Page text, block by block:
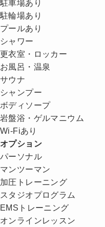
駐車場あり
駐輪場あり
プールあり
シャワー
更衣室・ロッカー
お風呂・温泉
サウナ
シャンプー
ボディソープ
岩盤浴・ゲルマニウム
Wi-Fiあり
オプション
パーソナル
マンツーマン
加圧トレーニング
スタジオプログラム
EMSトレーニング
オンラインレッスン